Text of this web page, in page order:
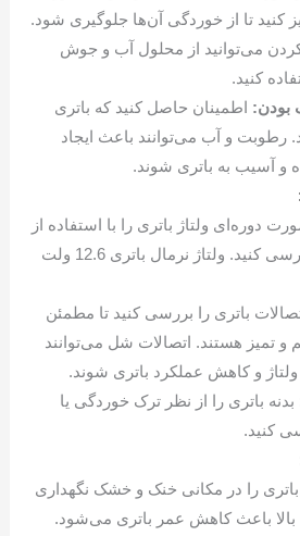
کنید تا از خوردگی آن‌ها جلوگیری شود.
کردن می‌توانید از محلول آب و جوش
کنید.
اطمینان حاصل کنید که باتری
و آب می‌توانند باعث ایجاد
و آسیب به باتری شوند.
دوره‌ای ولتاژ باتری را با استفاده از
ولت‌متر بررسی کنید. ولتاژ نرمال باتری 12.6 ولت
باتری را بررسی کنید تا مطمئن
و تمیز هستند. اتصالات شل می‌توانند
و کاهش عملکرد باتری شوند.
بدنه باتری را از نظر ترک خوردگی یا
کنید.
باتری را در مکانی خنک و خشک نگهداری
بالا باعث کاهش عمر باتری می‌شود.